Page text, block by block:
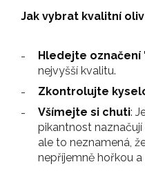
Jak vybrat kvalitní
Hledejte označení
nejvyšší kvalitu.
Zkontrolujte
Všímejte si chuti:
pikantnost
ale to neznamená,
nepříjemně hořkou